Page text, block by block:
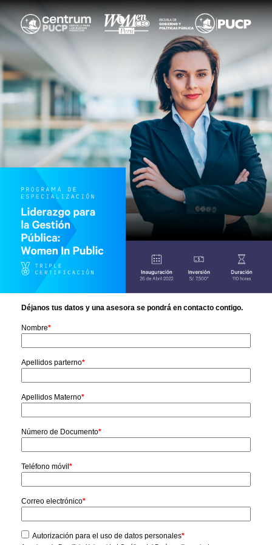
Déjanos tus datos y una asesora se pondrá en contacto contigo.
Nombre*
Apellidos parterno*
Apellidos Materno*
Número de Documento*
Teléfono móvil *
Correo electrónico*
Autorización para el uso de datos personales*